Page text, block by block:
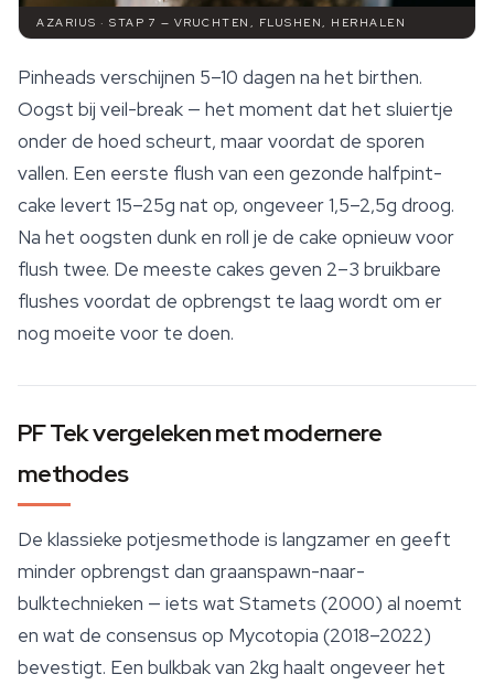
AZARIUS · STAP 7 — VRUCHTEN, FLUSHEN, HERHALEN
Pinheads verschijnen 5–10 dagen na het birthen.
Oogst bij veil-break — het moment dat het sluiertje
onder de hoed scheurt, maar voordat de sporen
vallen. Een eerste flush van een gezonde halfpint-
cake levert 15–25g nat op, ongeveer 1,5–2,5g droog.
Na het oogsten dunk en roll je de cake opnieuw voor
flush twee. De meeste cakes geven 2–3 bruikbare
flushes voordat de opbrengst te laag wordt om er
nog moeite voor te doen.
PF Tek vergeleken met modernere
methodes
De klassieke potjesmethode is langzamer en geeft
minder opbrengst dan graanspawn-naar-
bulktechnieken — iets wat Stamets (2000) al noemt
en wat de consensus op Mycotopia (2018–2022)
bevestigt. Een bulkbak van 2kg haalt ongeveer het